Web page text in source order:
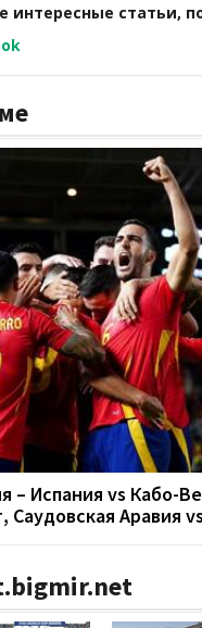
интересные статьи,
– Испания vs Кабо-
Саудовская Аравия